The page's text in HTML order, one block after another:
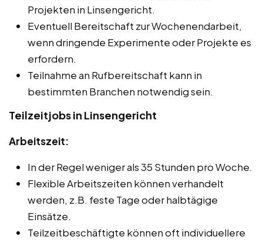
Projekten in Linsengericht.
Eventuell Bereitschaft zur Wochenendarbeit,
wenn dringende Experimente oder Projekte es
erfordern.
Teilnahme an Rufbereitschaft kann in
bestimmten Branchen notwendig sein.
Teilzeitjobs in Linsengericht
Arbeitszeit:
In der Regel weniger als 35 Stunden pro Woche.
Flexible Arbeitszeiten können verhandelt
werden, z.B. feste Tage oder halbtägige
Einsätze.
Teilzeitbeschäftigte können oft individuellere